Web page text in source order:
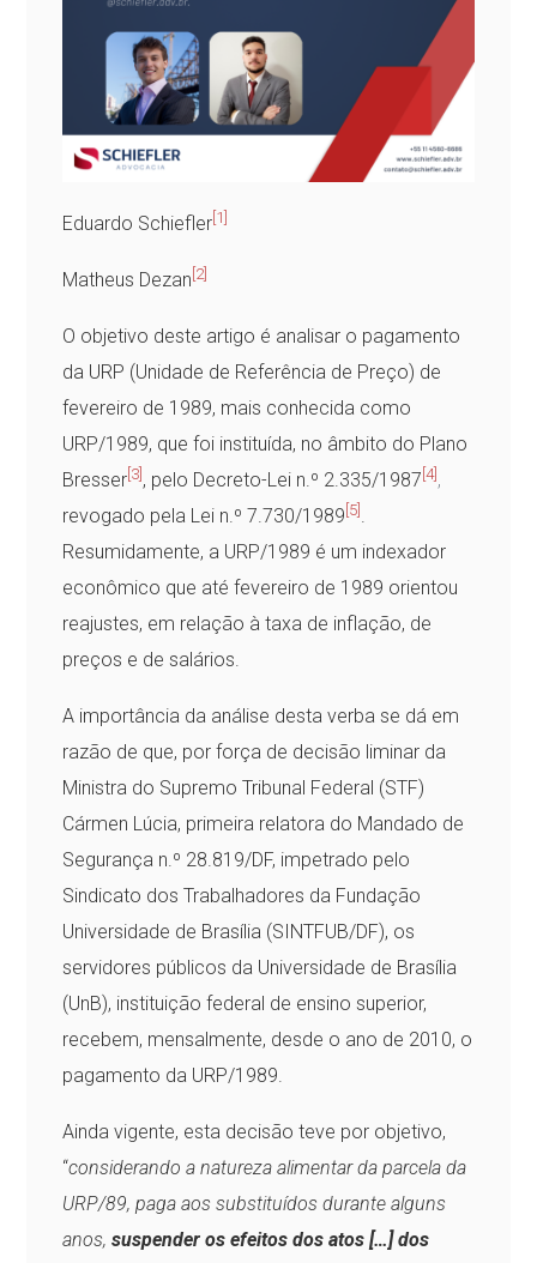
Eduardo Schiefler[1]
Matheus Dezan [2]
O objetivo deste artigo é analisar o pagamento
da URP (Unidade de Referência de Preço) de
fevereiro de 1989, mais conhecida como
URP/1989, que foi instituída, no âmbito do Plano
Bresser[3] , pelo Decreto-Lei n.º 2.335/1987 [4] ,
revogado pela Lei n.º 7.730/1989 [5] .
Resumidamente, a URP/1989 é um indexador
econômico que até fevereiro de 1989 orientou
reajustes, em relação à taxa de inflação, de
preços e de salários.
A importância da análise desta verba se dá em
razão de que, por força de decisão liminar da
Ministra do Supremo Tribunal Federal (STF)
Cármen Lúcia, primeira relatora do Mandado de
Segurança n.º 28.819/DF, impetrado pelo
Sindicato dos Trabalhadores da Fundação
Universidade de Brasília (SINTFUB/DF), os
servidores públicos da Universidade de Brasília
(UnB), instituição federal de ensino superior,
recebem, mensalmente, desde o ano de 2010, o
pagamento da URP/1989.
Ainda vigente, esta decisão teve por objetivo,
“considerando a natureza alimentar da parcela da
URP/89, paga aos substituídos durante alguns
anos,suspender os efeitos dos atos […] dos